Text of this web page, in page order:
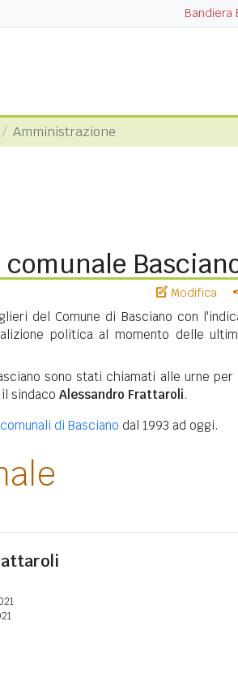
Bandiera
Amministrazione
Modifica
del Comune di Basciano con
politica al momento delle
sono stati chiamati alle urne per
sindaco Alessandro Frattaroli.
di Basciano dal 1993 ad oggi.